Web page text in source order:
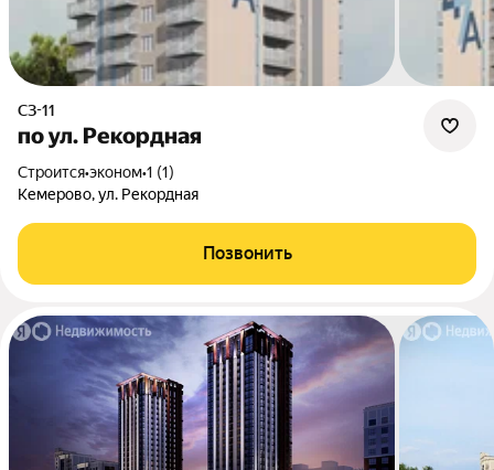
СЗ-11
по ул. Рекордная
Строится•эконом•1 (1)
Кемерово, ул. Рекордная
Позвонить